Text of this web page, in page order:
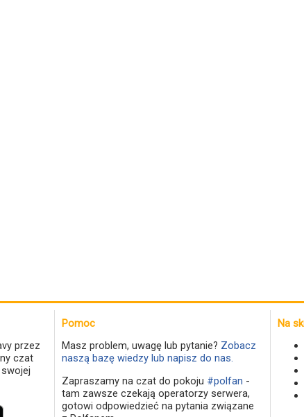
przez
czat
Pomoc
Masz problem, uwagę lub pytanie? Zobacz
naszą bazę wiedzy lub napisz do nas.
Zapraszamy na czat do pokoju #polfan -
tam zawsze czekają operatorzy serwera,
gotowi odpowiedzieć na pytania związane
Na